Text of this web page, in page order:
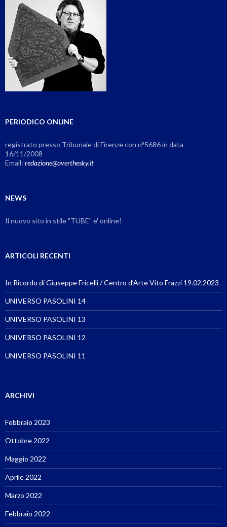
PERIODICO ONLINE
registrato presso Tribunale di Firenze con n°5686 in data
16/11/2008
Email: redazione@overthesky.it
NEWS
Il nuovo sito in stile "TUBE" e' online!
ARTICOLI RECENTI
In Ricordo di Giuseppe Fricelli / Centro d’Arte Vito Frazzi 19.02.2023
UNIVERSO PASOLINI 14
UNIVERSO PASOLINI 13
UNIVERSO PASOLINI 12
UNIVERSO PASOLINI 11
ARCHIVI
Febbraio 2023
Ottobre 2022
Maggio 2022
Aprile 2022
Marzo 2022
Febbraio 2022